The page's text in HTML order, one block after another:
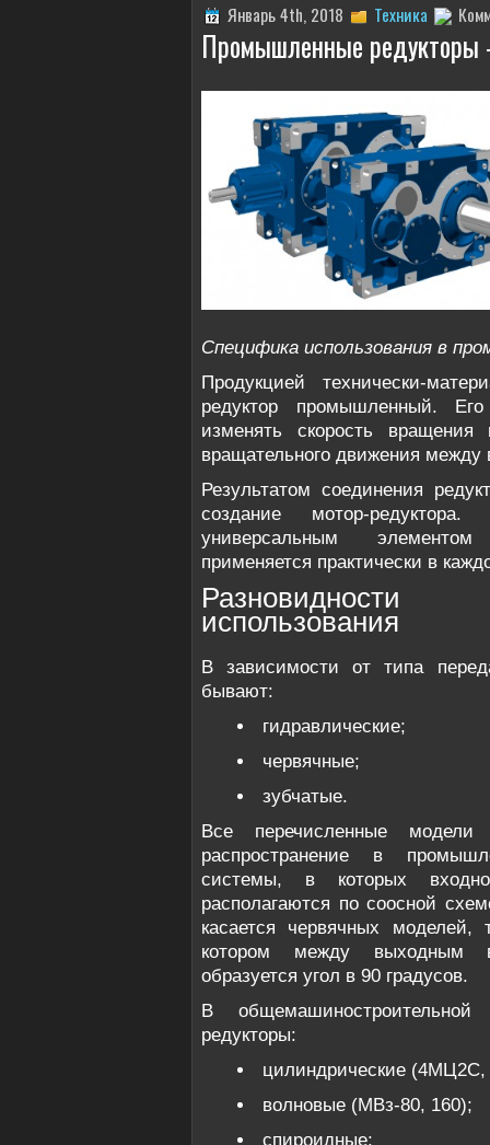
Январь 4th, 2018 Техника
Промышленные редукторы
Специфика использования в
Продукцией технически-
редуктор промышленный.
изменять скорость
вращательного движения между
Результатом соединения
создание мотор-
универсальным
применяется практически в
использования
В зависимости от типа
бывают:
гидравлические;
червячные;
зубчатые.
Все перечисленные
распространение в
системы, в которых
располагаются по соосной
касается червячных
котором между выходным
образуется угол в 90 градусов.
В
редукторы:
цилиндрические
волновые (МВз-80, 160);
спироидные;